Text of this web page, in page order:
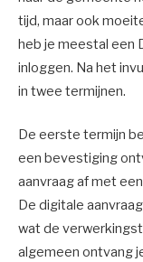
tijd, maar ook
heb je meestal een
inloggen. Na het
in twee termijnen.
De eerste termijn
een bevestiging
aanvraag af met
De digitale
wat de
algemeen ontvang